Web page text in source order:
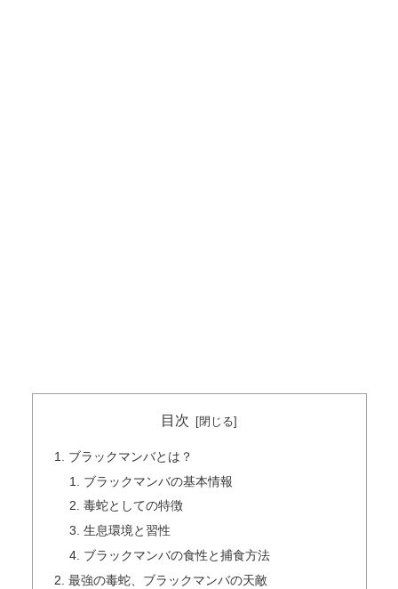
目次
ブラックマンバとは？
ブラックマンバの基本情報
毒蛇としての特徴
生息環境と習性
ブラックマンバの食性と捕食方法
最強の毒蛇、ブラックマンバの天敵